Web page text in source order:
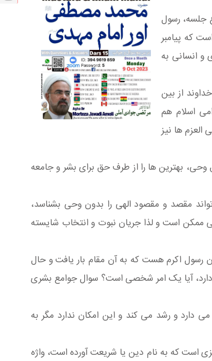
جلسه، رسول
که پیامبر
و انسانی به
از بین
اسلام هم
العزم ها نیز
بهترین ها را از طرف حق برای بشر و جامعه
مقصد و مقصود الهی را بدون وحی بشناسد،
ممکن است و لذا جریان نبوت و انتخاب شایسته
آن رسول اکرم هست که به آن مقام بار یافت و حال
دارد، آیا یک امر شخصی است؟ سوال جوامع بشری
و رشد می کند و این امکان ندارد مگر به
است که به نام دین یا شریعت آورده است، واژه